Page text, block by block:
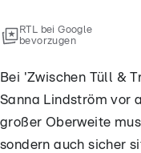
RTL bei Google
bevorzugen
Bei 'Zwischen Tüll &
Sanna Lindström vor
großer Oberweite
sondern auch sicher